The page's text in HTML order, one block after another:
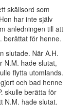
skällsord som
har inte själv
anledningen till att
berättat för henne.
slutade. När A.H.
N.M. hade slutat,
flytta utomlands.
och bad henne
skulle berätta för
N.M. hade slutat.